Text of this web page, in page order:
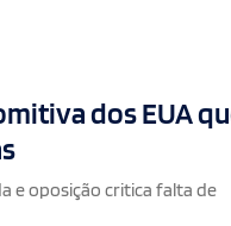
dos EUA
e oposição critica falta de